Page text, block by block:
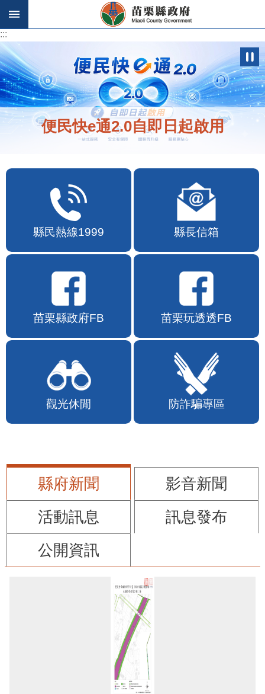
跳到主要內容區塊
:::
:::
歡迎在地店家加入苗栗幣合作行列
縣民熱線1999 縣長信箱
苗栗縣政府FB 苗栗玩透透FB
觀光休閒 防詐騙專區
縣府新聞
影音新聞
活動訊息
訊息發布
公開資訊